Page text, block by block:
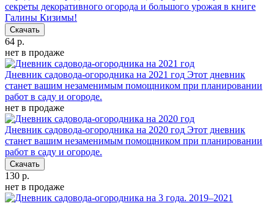
секреты декоративного огорода и большого урожая в книге
Галины Кизимы!
Скачать
64 р.
нет в продаже
Дневник садовода-огородника на 2021 год Этот дневник
станет вашим незаменимым помощником при планировании
работ в саду и огороде.
нет в продаже
Дневник садовода-огородника на 2020 год Этот дневник
станет вашим незаменимым помощником при планировании
работ в саду и огороде.
Скачать
130 р.
нет в продаже